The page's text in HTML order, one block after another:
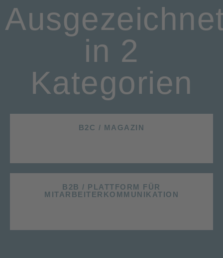
in 2
Kategorien
B2C / MAGAZIN
B2B / PLATTFORM FÜR
MITARBEITERKOMMUNIKATION